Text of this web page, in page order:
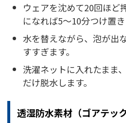
ウェアを沈めて20回ほど
になれば5〜10分つけ置き
水を替えながら、泡が出
すすぎます。
洗濯ネットに入れたまま
だけ脱水します。
透湿防水素材（ゴアテッ